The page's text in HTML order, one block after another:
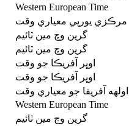
Western European Time
مرڪزي يورپي معياري وقت
گرين وچ مين ٽائيم
گرين وچ مين ٽائيم
اوڀر آفريڪا جو وقت
اوڀر آفريڪا جو وقت
اولهه آفريقا جو معياري وقت
Western European Time
گرين وچ مين ٽائيم